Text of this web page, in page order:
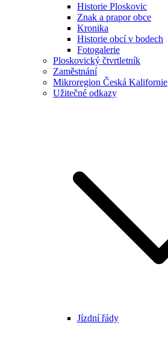
Historie Ploskovic
Znak a prapor obce
Kronika
Historie obcí v bodech
Fotogalerie
Ploskovický čtvrtletník
Zaměstnání
Mikroregion Česká Kalifornie
Užitečné odkazy
Jízdní řády